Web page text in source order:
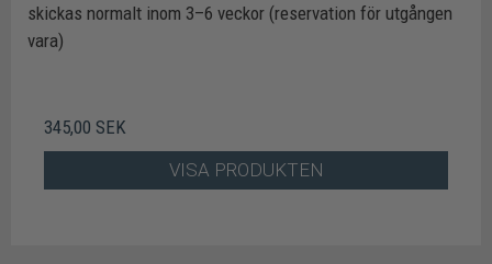
skickas normalt inom 3–6 veckor (reservation för utgången
vara)
345,00 SEK
VISA PRODUKTEN